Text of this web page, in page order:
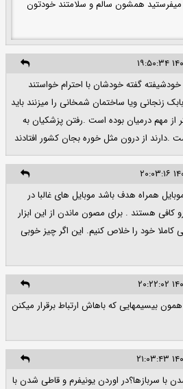
به درک میفرستید همشون سالم و سلامتند خودتون
گفته خودشان با احترام خواستند
زنجانی ویا ساختمان شمخانی را میزنند باید
مهم درمیان بوده است .رفتن پزشکیان به
.دارند از درون مثل خوره بجان کشور افتادند
همراه هدف باشد موبایل های غالبا در
هستند . برای مصون ماندن از این ابزار
کاملا خود را خلاص کنیم. این اگر چیز خوبی
بیسیمهایی که باهاش ارتباط برقرار میکنن
با سربازها؟در اوردن یونیفرم و قاطی شدن با